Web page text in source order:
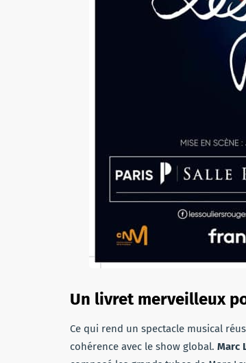
Un livret merveilleux
Ce qui rend un spectacle musical
cohérence avec le show global. Marc